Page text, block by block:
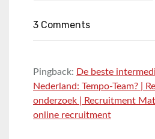
3 Comments
Pingback: De beste
Nederland: Tempo-Team? |
onderzoek | Recruitment
online recruitment